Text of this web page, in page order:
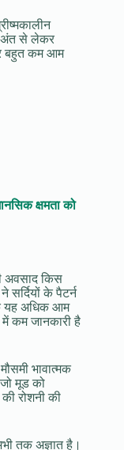
अंत से लेकर
बहुत कम आम
क्षमता को
अवसाद किस
सर्दियों के पैटर्न
यह अधिक आम
में कम जानकारी है
भावात्मक
जो मूड को
रोशनी की
तक अज्ञात है।